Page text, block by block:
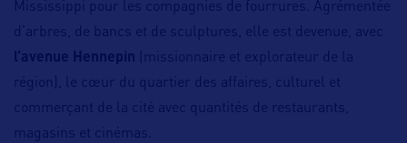
Mississippi pour les compagnies de fourrures. Agrémentée
d’arbres, de bancs et de sculptures, elle est devenue, avec
l’avenue Hennepin (missionnaire et explorateur de la
région), le cœur du quartier des affaires, culturel et
commerçant de la cité avec quantités de restaurants,
magasins et cinémas.